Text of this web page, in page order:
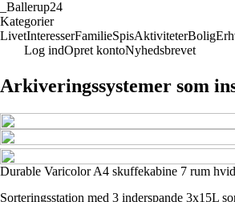
Ballerup24
Kategorier
LivetInteresserFamilieSpisAktiviteterBolig
Log indOpret kontoNyhedsbrevet
Arkiveringssystemer som
Durable Varicolor A4 skuffekabine 7 rum hvid
Sorteringsstation med 3 inderspande 3x15L